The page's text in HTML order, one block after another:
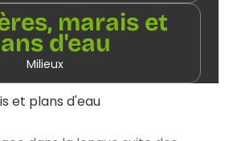
marais et
d'eau
Milieux
et plans d'eau